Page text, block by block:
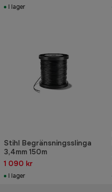
I lager
Stihl Begränsningsslinga
3,4mm 150m
1 090 kr
I lager